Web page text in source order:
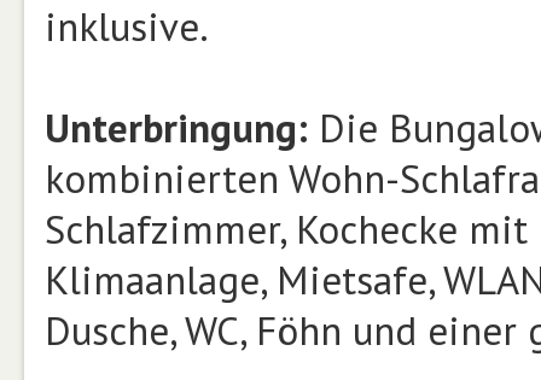
inklusive.
Unterbringung: Die
kombinierten Wohn-
Schlafzimmer, Kochecke
Klimaanlage, Mietsafe,
Dusche, WC, Föhn und einer